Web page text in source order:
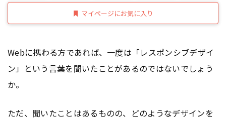
マイページにお気に入り
Webに携わる方であれば、一度は「レスポンシブデザイ
ン」という言葉を聞いたことがあるのではないでしょう
か。
ただ、聞いたことはあるものの、どのようなデザインを